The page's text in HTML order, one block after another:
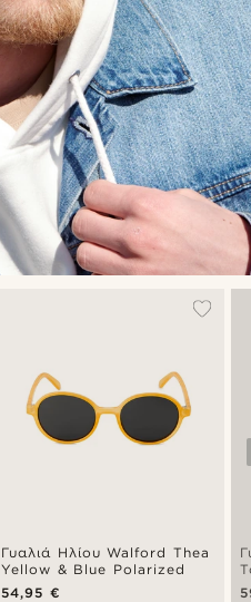
Γυαλιά Ηλίου Walford Thea
Yellow & Blue Polarized
54,95 €